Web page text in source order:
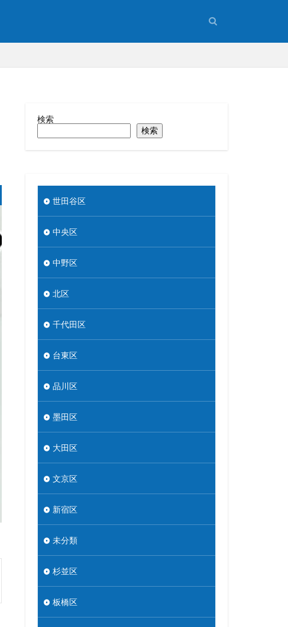
検索
検索
世田谷区
中央区
中野区
北区
千代田区
台東区
品川区
墨田区
大田区
文京区
新宿区
未分類
杉並区
板橋区